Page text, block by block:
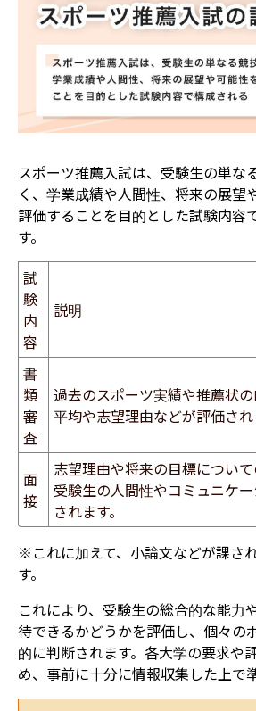
スポーツ推薦入試は、受験生の単な
く、学業成績や人間性、将来の展望
評価することを目的とした試験内容
す。
試
験
内
容
説明
書
類
審
査
過去のスポーツ実績や推薦状
平均や志望理由などが評価され
面
接
志望理由や将来の目標について
受験生の人間性やコミュニケ
されます。
※これに加えて、小論文などが課さ
す。
これにより、受験生の総合的な能力
待できるかどうかを評価し、個々の
的に判断されます。 各大学の要求や
め、事前に十分に情報収集した上で